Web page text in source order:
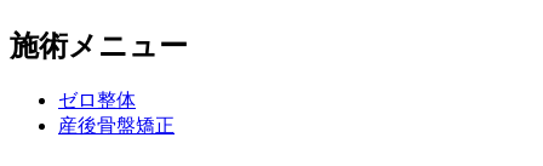
施術メニュー
ゼロ整体
産後骨盤矯正